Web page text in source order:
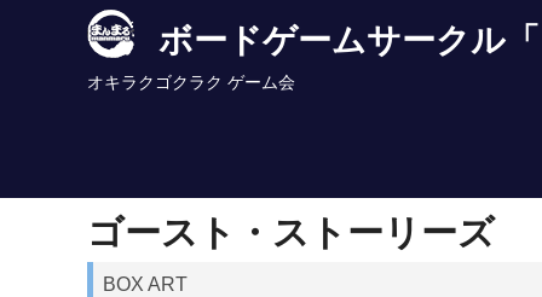
ボードゲームサークル「
オキラクゴクラク ゲーム会
ゴースト・ストーリーズ
BOX ART